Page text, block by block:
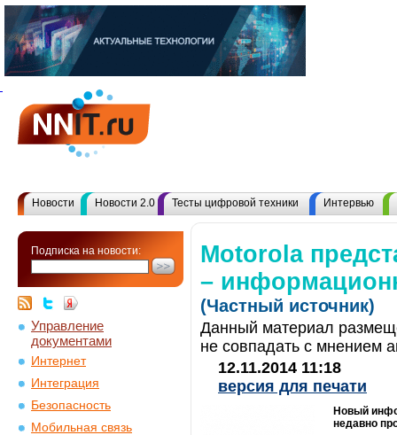
Новости Новости 2.0 Тесты цифровой техники Интервью
Подписка на новости:
Управление
документами
Интернет
Интеграция
Безопасность
Мобильная связь
Motorola
–
(Частный источник)
Данный материал
не совпадать с мнением
12.11.2014 11:18
версия для печати
Новый
недавно